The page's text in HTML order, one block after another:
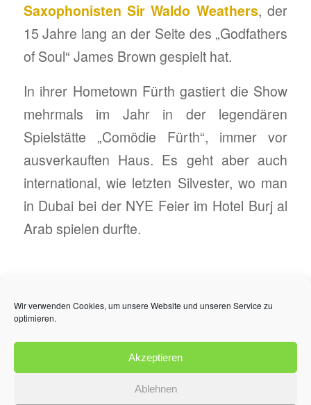
Wir verwenden Cookies, um unsere Website und unseren Service zu
optimieren.
Akzeptieren
Ablehnen
Saxophonisten Sir Waldo Weathers, der
15 Jahre lang an der Seite des „Godfathers
of Soul“ James Brown gespielt hat.
In ihrer Hometown Fürth gastiert die Show
mehrmals im Jahr in der legendären
Spielstätte „Comödie Fürth“, immer vor
ausverkauften Haus. Es geht aber auch
international, wie letzten Silvester, wo man
in Dubai bei der NYE Feier im Hotel Burj al
Arab spielen durfte.